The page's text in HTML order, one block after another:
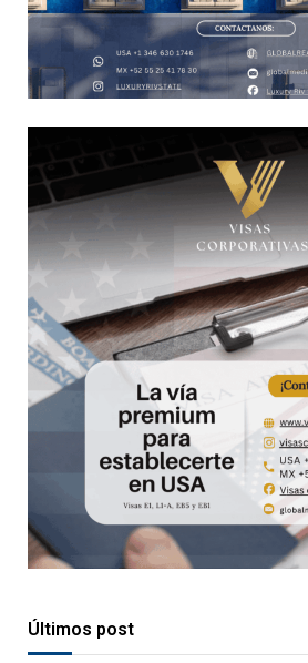
Últimos post